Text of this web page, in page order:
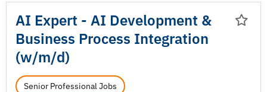
AI Expert - AI Development &
Business Process Integration
(w/m/d)
Senior Professional Jobs